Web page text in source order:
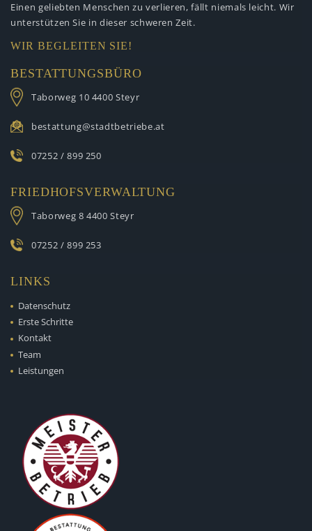
Einen geliebten Menschen zu verlieren, fällt niemals leicht. Wir
unterstützen Sie in dieser schweren Zeit.
WIR BEGLEITEN SIE!
BESTATTUNGSBÜRO
Taborweg 10 4400 Steyr
bestattung@stadtbetriebe.at
07252 / 899 250
FRIEDHOFSVERWALTUNG
Taborweg 8 4400 Steyr
07252 / 899 253
LINKS
Datenschutz
Erste Schritte
Kontakt
Team
Leistungen